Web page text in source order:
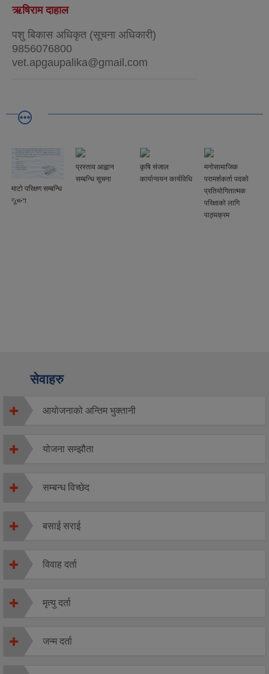
ऋषिराम दाहाल
पशु बिकास अधिकृत (सूचना अधिकारी)
9856076800
vet.apgaupalika@gmail.com
माटो परिक्षण सम्बन्धि
सूचना
प्रस्ताव आह्वान
सम्बन्धि सूचना
कृषि संजाल
कार्यान्वयन कार्यविधि
मनोसामाजिक
परामर्शकर्ता पदको
प्रतियोगितात्मक
परिक्षाको लागि
पाठ्यक्रम
सेवाहरु
आयोजनाको अन्तिम भुक्तानी
योजना सम्झौता
सम्बन्ध विच्छेद
बसाई सराई
विवाह दर्ता
मृत्यु दर्ता
जन्म दर्ता